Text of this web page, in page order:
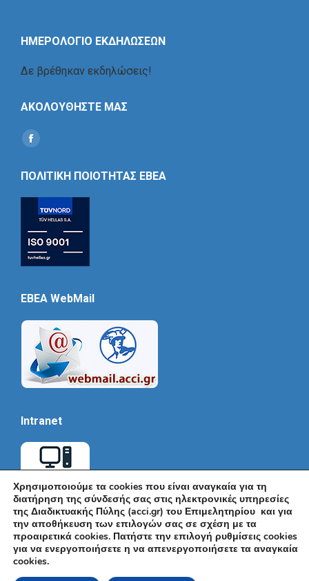
ΗΜΕΡΟΛΟΓΙΟ ΕΚΔΗΛΩΣΕΩΝ
Δε βρέθηκαν εκδηλώσεις!
ΑΚΟΛΟΥΘΗΣΤΕ ΜΑΣ
Find us on:
Social
ΠΟΛΙΤΙΚΗ ΠΟΙΟΤΗΤΑΣ ΕΒΕΑ
EBEA WebMail
Intranet
© Εμπορικό και Βιομηχανικό Επιμελητήριο Αθηνών 2026 |
Ακαδημίας 7, ΤΚ: 10671, Αθήνα, Τηλ: +30 210 3604815, e-mail:
Χρησιμοποιούμε τα cookies που είναι αναγκαία για τη
διατήρηση της σύνδεσής σας στις ηλεκτρονικές υπηρεσίες
της Διαδικτυακής Πύλης (acci.gr) του Επιμελητηρίου και για
την αποθήκευση των επιλογών σας σε σχέση με τα
προαιρετικά cookies. Πατήστε την επιλογή ρυθμίσεις cookies
για να ενεργοποιήσετε η να απενεργοποιήσετε τα αναγκαία
cookies.